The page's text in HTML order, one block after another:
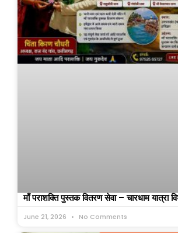
माँ पराशक्ति पुस्तक वितरण सेवा – चारधाम यात्रा
June 21, 2026 No Comments